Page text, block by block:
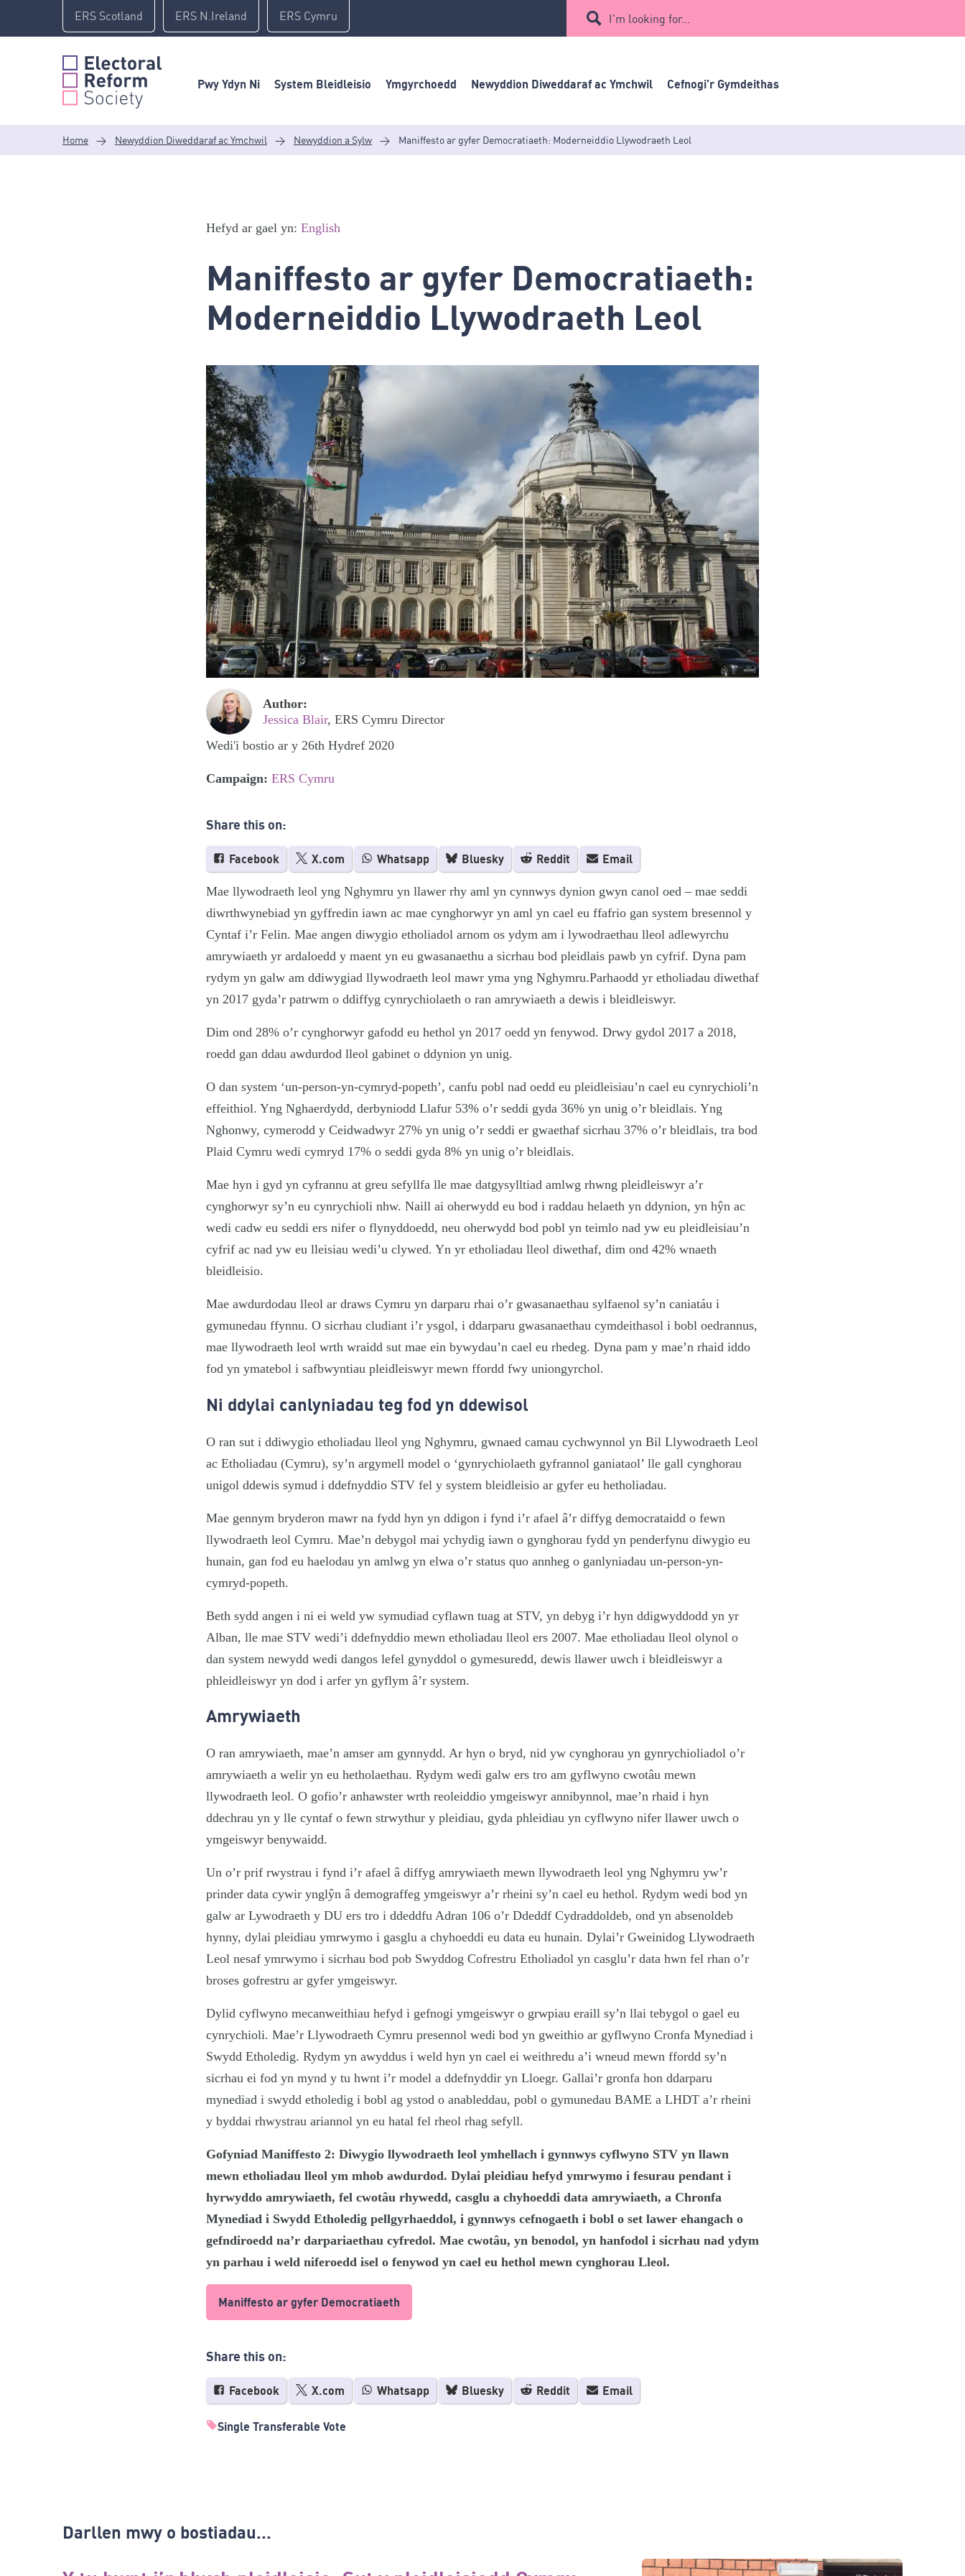
content
ERS Scotland ERS N.Ireland ERS Cymru I'm looking for...
Pwy Ydyn Ni System Bleidleisio Ymgyrchoedd Newyddion Diweddaraf ac Ymchwil Cefnogi’r Gymdeithas
Home > Newyddion Diweddaraf ac Ymchwil > Newyddion a Sylw > Maniffesto ar gyfer Democratiaeth: Moderneiddio Llywodraeth Leol
Hefyd ar gael yn: English
Maniffesto ar gyfer Democratiaeth:
Moderneiddio Llywodraeth Leol
Author:
Jessica Blair, ERS Cymru Director
Wedi'i bostio ar y 26th Hydref 2020
Campaign: ERS Cymru
Share this on:
Facebook X.com Whatsapp Bluesky Reddit Email
Mae llywodraeth leol yng Nghymru yn llawer rhy aml yn cynnwys dynion gwyn canol oed – mae seddi
diwrthwynebiad yn gyffredin iawn ac mae cynghorwyr yn aml yn cael eu ffafrio gan system bresennol y
Cyntaf i’r Felin. Mae angen diwygio etholiadol arnom os ydym am i lywodraethau lleol adlewyrchu
amrywiaeth yr ardaloedd y maent yn eu gwasanaethu a sicrhau bod pleidlais pawb yn cyfrif. Dyna pam
rydym yn galw am ddiwygiad llywodraeth leol mawr yma yng Nghymru.Parhaodd yr etholiadau diwethaf
yn 2017 gyda’r patrwm o ddiffyg cynrychiolaeth o ran amrywiaeth a dewis i bleidleiswyr.
Dim ond 28% o’r cynghorwyr gafodd eu hethol yn 2017 oedd yn fenywod. Drwy gydol 2017 a 2018,
roedd gan ddau awdurdod lleol gabinet o ddynion yn unig.
O dan system ‘un-person-yn-cymryd-popeth’, canfu pobl nad oedd eu pleidleisiau’n cael eu cynrychioli’n
effeithiol. Yng Nghaerdydd, derbyniodd Llafur 53% o’r seddi gyda 36% yn unig o’r bleidlais. Yng
Nghonwy, cymerodd y Ceidwadwyr 27% yn unig o’r seddi er gwaethaf sicrhau 37% o’r bleidlais, tra bod
Plaid Cymru wedi cymryd 17% o seddi gyda 8% yn unig o’r bleidlais.
Mae hyn i gyd yn cyfrannu at greu sefyllfa lle mae datgysylltiad amlwg rhwng pleidleiswyr a’r
cynghorwyr sy’n eu cynrychioli nhw. Naill ai oherwydd eu bod i raddau helaeth yn ddynion, yn hŷn ac
wedi cadw eu seddi ers nifer o flynyddoedd, neu oherwydd bod pobl yn teimlo nad yw eu pleidleisiau’n
cyfrif ac nad yw eu lleisiau wedi’u clywed. Yn yr etholiadau lleol diwethaf, dim ond 42% wnaeth
bleidleisio.
Mae awdurdodau lleol ar draws Cymru yn darparu rhai o’r gwasanaethau sylfaenol sy’n caniatáu i
gymunedau ffynnu. O sicrhau cludiant i’r ysgol, i ddarparu gwasanaethau cymdeithasol i bobl oedrannus,
mae llywodraeth leol wrth wraidd sut mae ein bywydau’n cael eu rhedeg. Dyna pam y mae’n rhaid iddo
fod yn ymatebol i safbwyntiau pleidleiswyr mewn ffordd fwy uniongyrchol.
Ni ddylai canlyniadau teg fod yn ddewisol
O ran sut i ddiwygio etholiadau lleol yng Nghymru, gwnaed camau cychwynnol yn Bil Llywodraeth Leol
ac Etholiadau (Cymru), sy’n argymell model o ‘gynrychiolaeth gyfrannol ganiataol’ lle gall cynghorau
unigol ddewis symud i ddefnyddio STV fel y system bleidleisio ar gyfer eu hetholiadau.
Mae gennym bryderon mawr na fydd hyn yn ddigon i fynd i’r afael â’r diffyg democrataidd o fewn
llywodraeth leol Cymru. Mae’n debygol mai ychydig iawn o gynghorau fydd yn penderfynu diwygio eu
hunain, gan fod eu haelodau yn amlwg yn elwa o’r status quo annheg o ganlyniadau un-person-yn-
cymryd-popeth.
Beth sydd angen i ni ei weld yw symudiad cyflawn tuag at STV, yn debyg i’r hyn ddigwyddodd yn yr
Alban, lle mae STV wedi’i ddefnyddio mewn etholiadau lleol ers 2007. Mae etholiadau lleol olynol o
dan system newydd wedi dangos lefel gynyddol o gymesuredd, dewis llawer uwch i bleidleiswyr a
phleidleiswyr yn dod i arfer yn gyflym â’r system.
Amrywiaeth
O ran amrywiaeth, mae’n amser am gynnydd. Ar hyn o bryd, nid yw cynghorau yn gynrychioliadol o’r
amrywiaeth a welir yn eu hetholaethau. Rydym wedi galw ers tro am gyflwyno cwotâu mewn
llywodraeth leol. O gofio’r anhawster wrth reoleiddio ymgeiswyr annibynnol, mae’n rhaid i hyn
ddechrau yn y lle cyntaf o fewn strwythur y pleidiau, gyda phleidiau yn cyflwyno nifer llawer uwch o
ymgeiswyr benywaidd.
Un o’r prif rwystrau i fynd i’r afael â diffyg amrywiaeth mewn llywodraeth leol yng Nghymru yw’r
prinder data cywir ynglŷn â demograffeg ymgeiswyr a’r rheini sy’n cael eu hethol. Rydym wedi bod yn
galw ar Lywodraeth y DU ers tro i ddeddfu Adran 106 o’r Ddeddf Cydraddoldeb, ond yn absenoldeb
hynny, dylai pleidiau ymrwymo i gasglu a chyhoeddi eu data eu hunain. Dylai’r Gweinidog Llywodraeth
Leol nesaf ymrwymo i sicrhau bod pob Swyddog Cofrestru Etholiadol yn casglu’r data hwn fel rhan o’r
broses gofrestru ar gyfer ymgeiswyr.
Dylid cyflwyno mecanweithiau hefyd i gefnogi ymgeiswyr o grwpiau eraill sy’n llai tebygol o gael eu
cynrychioli. Mae’r Llywodraeth Cymru presennol wedi bod yn gweithio ar gyflwyno Cronfa Mynediad i
Swydd Etholedig. Rydym yn awyddus i weld hyn yn cael ei weithredu a’i wneud mewn ffordd sy’n
sicrhau ei fod yn mynd y tu hwnt i’r model a ddefnyddir yn Lloegr. Gallai’r gronfa hon ddarparu
mynediad i swydd etholedig i bobl ag ystod o anableddau, pobl o gymunedau BAME a LHDT a’r rheini
y byddai rhwystrau ariannol yn eu hatal fel rheol rhag sefyll.
Gofyniad Maniffesto 2: Diwygio llywodraeth leol ymhellach i gynnwys cyflwyno STV yn llawn
mewn etholiadau lleol ym mhob awdurdod. Dylai pleidiau hefyd ymrwymo i fesurau pendant i
hyrwyddo amrywiaeth, fel cwotâu rhywedd, casglu a chyhoeddi data amrywiaeth, a Chronfa
Mynediad i Swydd Etholedig pellgyrhaeddol, i gynnwys cefnogaeth i bobl o set lawer ehangach o
gefndiroedd na’r darpariaethau cyfredol. Mae cwotâu, yn benodol, yn hanfodol i sicrhau nad ydym
yn parhau i weld niferoedd isel o fenywod yn cael eu hethol mewn cynghorau Lleol.
Maniffesto ar gyfer Democratiaeth
Share this on:
Facebook X.com Whatsapp Bluesky Reddit Email
Single Transferable Vote
Darllen mwy o bostiadau...